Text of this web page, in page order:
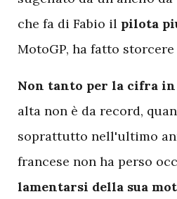
che fa di Fabio il pilota
MotoGP, ha fatto
Non tanto per la cifra in
alta non è da record,
soprattutto nell'ultimo
francese non ha perso
lamentarsi della sua